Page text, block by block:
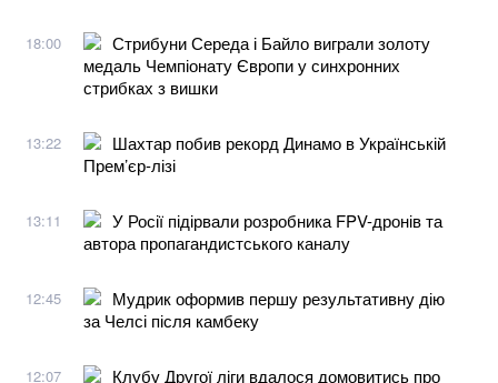
18:00
Стрибуни Середа і Байло виграли золоту
медаль Чемпіонату Європи у синхронних
стрибках з вишки
13:22
Шахтар побив рекорд Динамо в Українській
Прем’єр-лізі
13:11
У Росії підірвали розробника FPV-дронів та
автора пропагандистського каналу
12:45
Мудрик оформив першу результативну дію
за Челсі після камбеку
12:07 Клубу Другої ліги вдалося домовитись про